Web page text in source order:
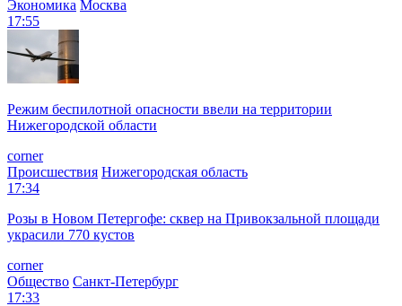
Экономика Москва
17:55
Режим беспилотной опасности ввели на территории
Нижегородской области
corner
Происшествия Нижегородская область
17:34
Розы в Новом Петергофе: сквер на Привокзальной площади
украсили 770 кустов
corner
Общество Санкт-Петербург
17:33